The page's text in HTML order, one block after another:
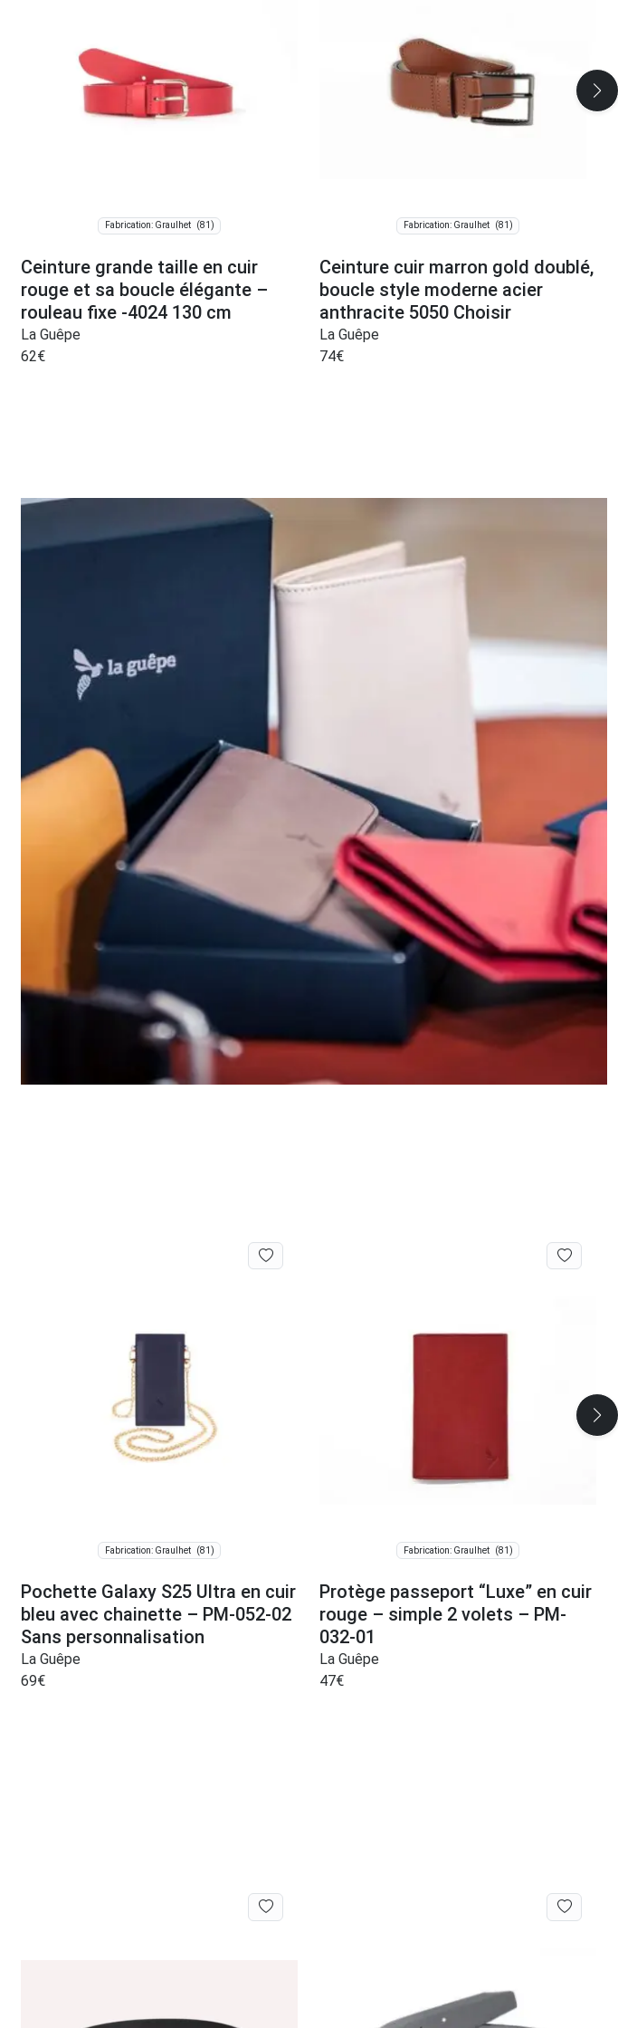
Fabrication: Graulhet (81)
Ceinture grande taille en cuir
rouge et sa boucle élégante –
rouleau fixe -4024 130 cm
La Guêpe
62€
Fabrication: Graulhet (81)
Ceinture cuir marron gold doublé,
boucle style moderne acier
anthracite 5050 Choisir
La Guêpe
74€
Fabrication: Graulhet (81)
Pochette Galaxy S25 Ultra en cuir
bleu avec chainette – PM-052-02
Sans personnalisation
La Guêpe
69€
Fabrication: Graulhet (81)
Protège passeport “Luxe” en cuir
rouge – simple 2 volets – PM-
032-01
La Guêpe
47€